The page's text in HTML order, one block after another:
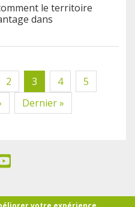
le territoire
dans
Page
2
Page
courante
3 Page
4 Page
5
Dernière
page
Dernier »